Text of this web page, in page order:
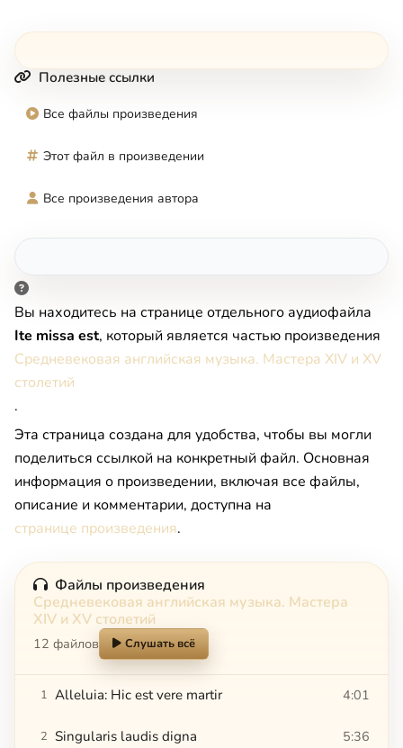
Полезные ссылки
Все файлы произведения
Этот файл в произведении
Все произведения автора
Вы находитесь на странице отдельного аудиофайла
Ite missa est, который является частью произведения
Средневековая английская музыка. Мастера XIV и XV
столетий
.
Эта страница создана для удобства, чтобы вы могли
поделиться ссылкой на конкретный файл. Основная
информация о произведении, включая все файлы,
описание и комментарии, доступна на
странице произведения.
Файлы произведения
Средневековая английская музыка. Мастера
XIV и XV столетий
12 файлов Слушать всё
1 Alleluia: Hic est vere martir 4:01
2 Singularis laudis digna 5:36